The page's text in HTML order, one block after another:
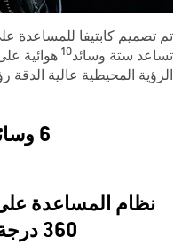
تم تصميم كابتيفا للمساعدة
تساعد ستة وسائد10 هوائية
الرؤية المحيطية عالية
6 وسائد هوائية
نظام المساعدة
360 درجة فائق الوضوح